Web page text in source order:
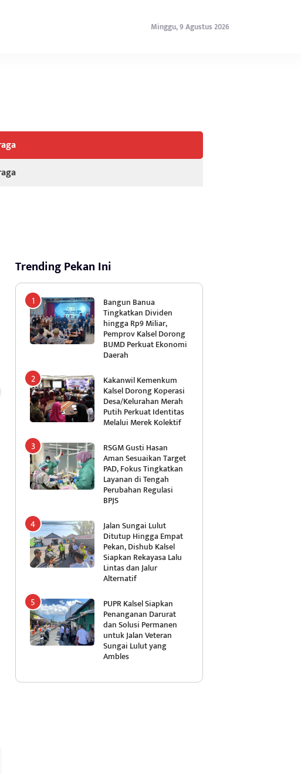
Minggu, 9 Agustus 2026
Trending Pekan Ini
Bangun Banua
Tingkatkan Dividen
hingga Rp9 Miliar,
Pemprov Kalsel Dorong
BUMD Perkuat Ekonomi
Daerah
Kakanwil Kemenkum
Kalsel Dorong Koperasi
Desa/Kelurahan Merah
Putih Perkuat Identitas
Melalui Merek Kolektif
RSGM Gusti Hasan
Aman Sesuaikan Target
PAD, Fokus Tingkatkan
Layanan di Tengah
Perubahan Regulasi
BPJS
Jalan Sungai Lulut
Ditutup Hingga Empat
Pekan, Dishub Kalsel
Siapkan Rekayasa Lalu
Lintas dan Jalur
Alternatif
PUPR Kalsel Siapkan
Penanganan Darurat
dan Solusi Permanen
untuk Jalan Veteran
Sungai Lulut yang
Ambles